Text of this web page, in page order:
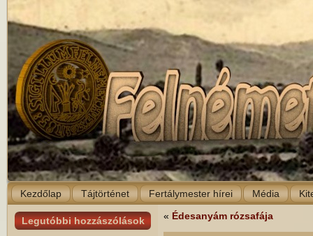
Kezdőlap Tájtörténet Fertálymester hírei Média
Legutóbbi hozzászólások « Édesanyám rózsafája